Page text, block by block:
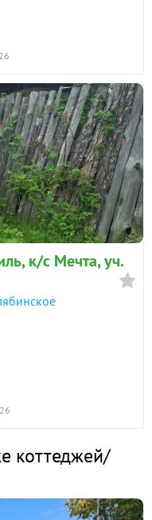
к/с Мечта, уч.
коттеджей/